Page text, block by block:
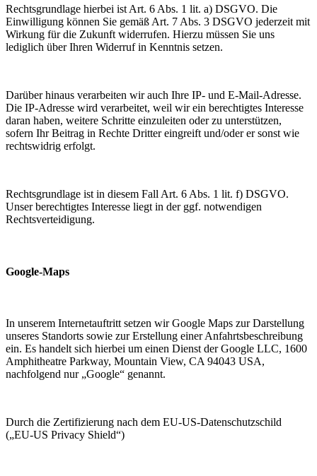
Rechtsgrundlage hierbei ist Art. 6 Abs. 1 lit. a) DSGVO. Die
Einwilligung können Sie gemäß Art. 7 Abs. 3 DSGVO jederzeit mit
Wirkung für die Zukunft widerrufen. Hierzu müssen Sie uns
lediglich über Ihren Widerruf in Kenntnis setzen.
Darüber hinaus verarbeiten wir auch Ihre IP- und E-Mail-Adresse.
Die IP-Adresse wird verarbeitet, weil wir ein berechtigtes Interesse
daran haben, weitere Schritte einzuleiten oder zu unterstützen,
sofern Ihr Beitrag in Rechte Dritter eingreift und/oder er sonst wie
rechtswidrig erfolgt.
Rechtsgrundlage ist in diesem Fall Art. 6 Abs. 1 lit. f) DSGVO.
Unser berechtigtes Interesse liegt in der ggf. notwendigen
Rechtsverteidigung.
Google-Maps
In unserem Internetauftritt setzen wir Google Maps zur Darstellung
unseres Standorts sowie zur Erstellung einer Anfahrtsbeschreibung
ein. Es handelt sich hierbei um einen Dienst der Google LLC, 1600
Amphitheatre Parkway, Mountain View, CA 94043 USA,
nachfolgend nur „Google“ genannt.
Durch die Zertifizierung nach dem EU-US-Datenschutzschild
(„EU-US Privacy Shield“)